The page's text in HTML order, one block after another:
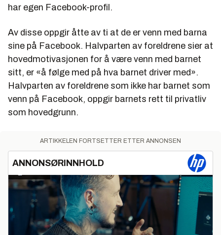
har egen Facebook-profil.
Av disse oppgir åtte av ti at de er venn med barna
sine på Facebook. Halvparten av foreldrene sier at
hovedmotivasjonen for å være venn med barnet
sitt, er «å følge med på hva barnet driver med».
Halvparten av foreldrene som ikke har barnet som
venn på Facebook, oppgir barnets rett til privatliv
som hovedgrunn.
ARTIKKELEN FORTSETTER ETTER ANNONSEN
ANNONSØRINNHOLD